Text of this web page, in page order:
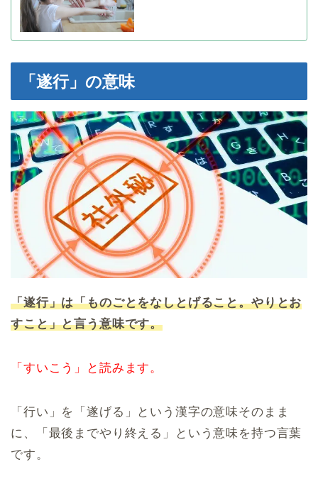
「遂行」の意味
「遂行」は「ものごとをなしとげること。やりとお
すこと」と言う意味です。
「すいこう」と読みます。
「行い」を「遂げる」という漢字の意味そのまま
に、「最後までやり終える」という意味を持つ言葉
です。